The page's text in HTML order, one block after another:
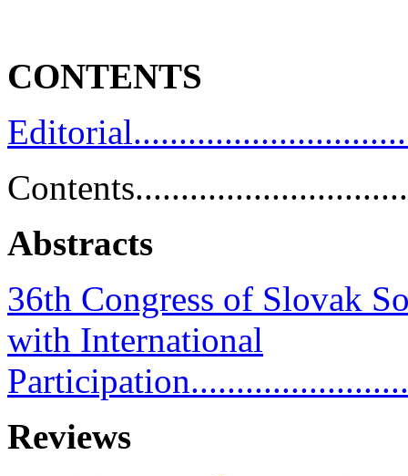
CONTENTS
Abstracts
36th Congress of Slovak
with International
Reviews